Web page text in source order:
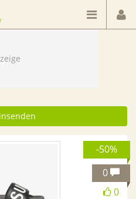
-50%
0
0